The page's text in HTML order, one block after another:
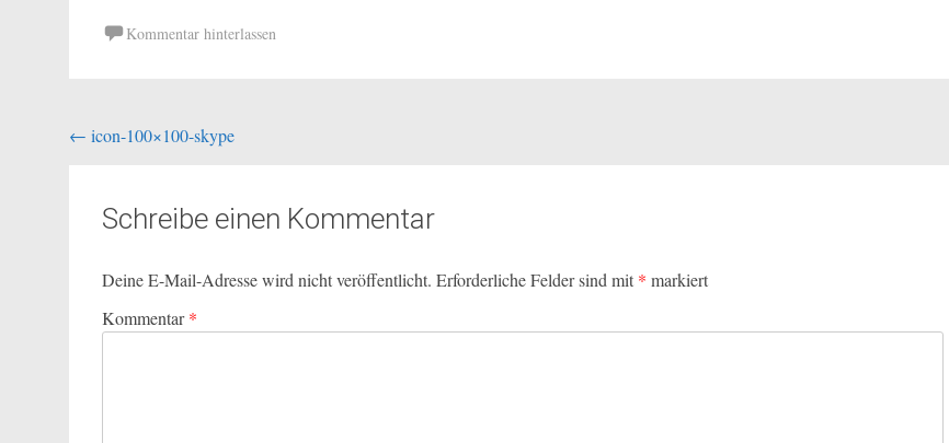
Kommentar hinterlassen
Beitragsnavigation
← icon-100×100-skype
Schreibe einen Kommentar
Deine E-Mail-Adresse wird nicht veröffentlicht. Erforderliche Felder sind mit * markiert
Kommentar*